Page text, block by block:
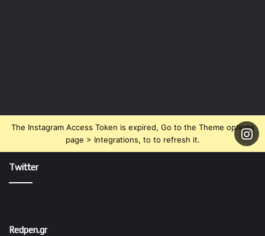
The Instagram Access Token is expired, Go to the Theme options
page > Integrations, to to refresh it.
Twitter
Redpen.gr